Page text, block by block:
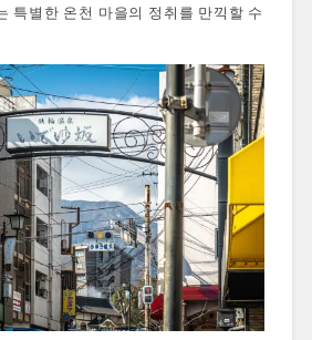
특별한 온천 마을의 정취를 만끽할 수